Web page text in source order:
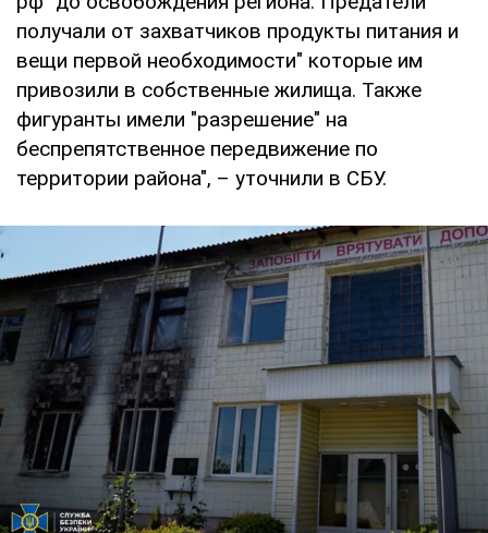
получали от захватчиков продукты питания и
вещи первой необходимости" которые им
привозили в собственные жилища. Также
фигуранты имели "разрешение" на
беспрепятственное передвижение по
территории района", – уточнили в СБУ.